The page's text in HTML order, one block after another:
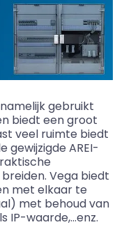
gebruikt
biedt een groot
veel ruimte biedt
gewijzigde AREI-
Vega biedt
met elkaar te
met behoud van
IP-waarde,…enz.